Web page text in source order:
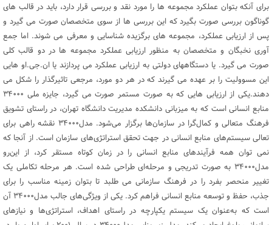
برای آنکه بتوان عملکرد مجموعه ها را مورد نقد و بررسی قرار دارد، باید در قالب های
گوناگون بررسی صورت بگیرد که این بررسی ها از سوی متخصصان صورت می گیرد و
پس از ارزیابی عملکرد، مجموعه های برگزیده شناسایی و معرفی می شوند. اما جمع
آوری نخبگان و متخصصان به منظور ارزیابی عملکرد مجموعه ها در دو قالب کلی
صورت می گیرد. یا دستگاههای دولتی به ارزیابی عملکرد می پردازند یا ان.جی.او هایی
این مسوولیت را بر عهده می گیرند که در هر دو مورد، مرجعی تاثیرگذار را شکل می
دهند.یکی از ارزیابی هایی که به صورت مستمر صورت می گیرد، جایزه ملی ۳۴۰۰۰
منابع انسانی است که به میزبانی دانشکده مدیریت دانشگاه تهران، در راستای تشویق
فرهنگ متعالی و کمال‌گرا در سازمان‌ها برگزار می‌شود. مدل۳۴۰۰۰ نقشه راهی برای
تعالی سیستم‌های منابع انسانی در جهت تحقق استراتژی‌های سازمان است. از آنجا که
نمی توان همه فرآیندهای منابع انسانی را در زمان کوتاه مستقر کرد، از این‌رو
مدل۳۴۰۰۰ به صورت تدریجی و مرحله‌ای طراحی شده است. هر مرحله تکاملی یک
تغییر منحصر بفرد را در فرهنگ سازمانی می طلبد تا بتوان زمینه مناسب را برای
جذب، حفظ و توسعه منابع انسانی فراهم کرد. یکی از ویژگی‌های جالب مدل۳۴۰۰۰ آن
است که به‌عنوان یک سیستم یکپارچه در راستای اهداف، استراتژی‌ها و نیازهای